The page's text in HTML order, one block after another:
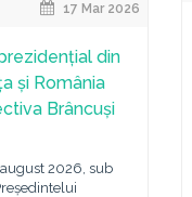
17 Mar 2026
din
și România
Brâncuși
2026, sub